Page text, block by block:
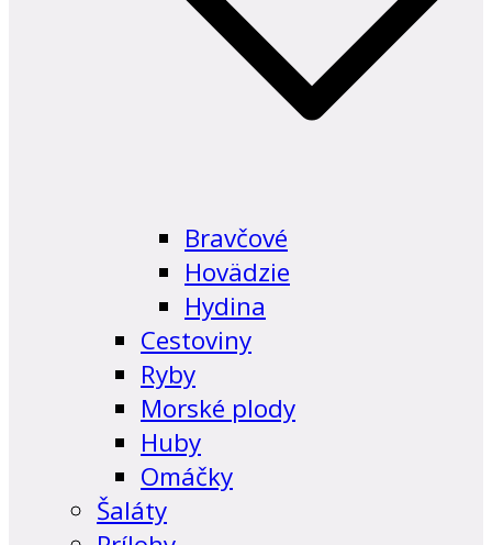
Bravčové
Hovädzie
Hydina
Cestoviny
Ryby
Morské plody
Huby
Omáčky
Šaláty